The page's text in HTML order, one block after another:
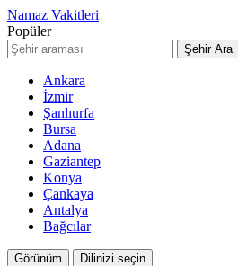
Namaz Vakitleri
Popüler
Şehir Ara
Ankara
İzmir
Şanlıurfa
Bursa
Adana
Gaziantep
Konya
Çankaya
Antalya
Bağcılar
Görünüm Dilinizi seçin